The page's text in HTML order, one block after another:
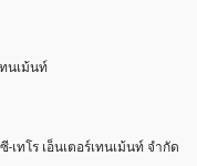
นเม้นท์
ทโร เอ็นเตอร์เทนเม้นท์ จำกัด